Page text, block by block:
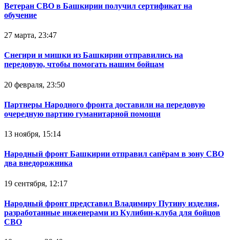
Ветеран СВО в Башкирии получил сертификат на
обучение
27 марта, 23:47
Снегири и мишки из Башкирии отправились на
передовую, чтобы помогать нашим бойцам
20 февраля, 23:50
Партнеры Народного фронта доставили на передовую
очередную партию гуманитарной помощи
13 ноября, 15:14
Народный фронт Башкирии отправил сапёрам в зону СВО
два внедорожника
19 сентября, 12:17
Народный фронт представил Владимиру Путину изделия,
разработанные инженерами из Кулибин-клуба для бойцов
СВО